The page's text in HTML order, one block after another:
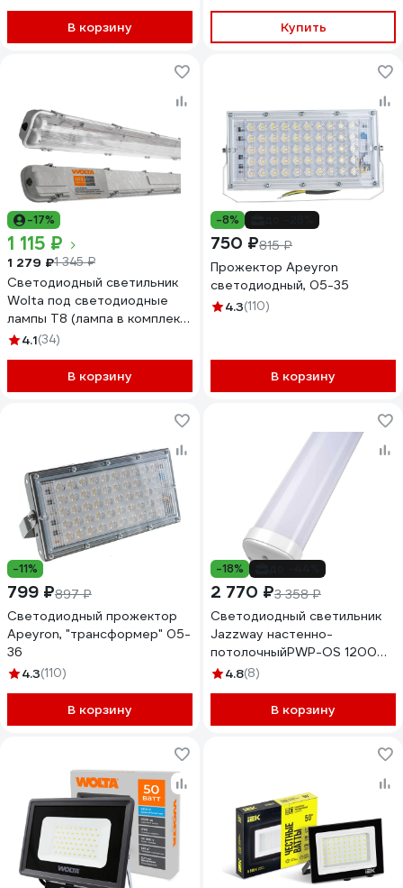
В корзину Купить
-17%
1 115 ₽
1 279 ₽1 345 ₽
Светодиодный светильник
Wolta под светодиодные
лампы T8 (лампа в комплект
не входит) IP65, мощность
4.1(34)
В корзину
-8%
750 ₽815 ₽
Прожектор Apeyron
светодиодный, 05-35
4.3(110)
В корзину
-11%
799 ₽897 ₽
Светодиодный прожектор
Apeyron, "трансформер" 05-
36
4.3(110)
В корзину
-18%
2 770 ₽3 358 ₽
Светодиодный светильник
Jazzway настенно-
потолочныйPWP-OS 1200
36Вт 6500К IP65 ДСП
до 15шт 190-240В/50Гц
5003149A
4.8(8)
В корзину